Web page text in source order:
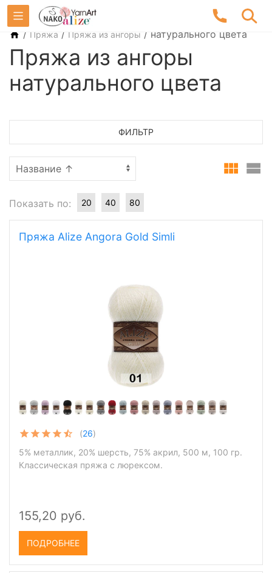
/ Пряжа / Пряжа из ангоры / натурального цвета
Пряжа из ангоры
натурального цвета
ФИЛЬТР
Показать по: 20 40 80
Пряжа Alize Angora Gold Simli
(26)
5% металлик, 20% шерсть, 75% акрил, 500 м, 100 гр.
Классическая пряжа с люрексом.
155,20 руб.
ПОДРОБНЕЕ